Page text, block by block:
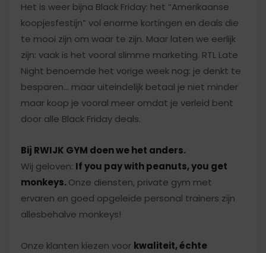
Het is weer bijna Black Friday: het “Amerikaanse
koopjesfestijn” vol enorme kortingen en deals die
te mooi zijn om waar te zijn. Maar laten we eerlijk
zijn: vaak is het vooral slimme marketing. RTL Late
Night benoemde het vorige week nog: je denkt te
besparen… maar uiteindelijk betaal je niet minder
maar koop je vooral meer omdat je verleid bent
door alle Black Friday deals.
Bij RWIJK GYM doen we het anders.
Wij geloven: If you pay with peanuts, you get
monkeys.Onze diensten, private gym met
ervaren en goed opgeleide personal trainers zijn
allesbehalve monkeys!
Onze klanten kiezen voor kwaliteit, échte